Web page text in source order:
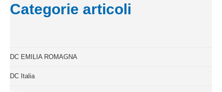
Categorie articoli
DC EMILIA ROMAGNA
DC Italia